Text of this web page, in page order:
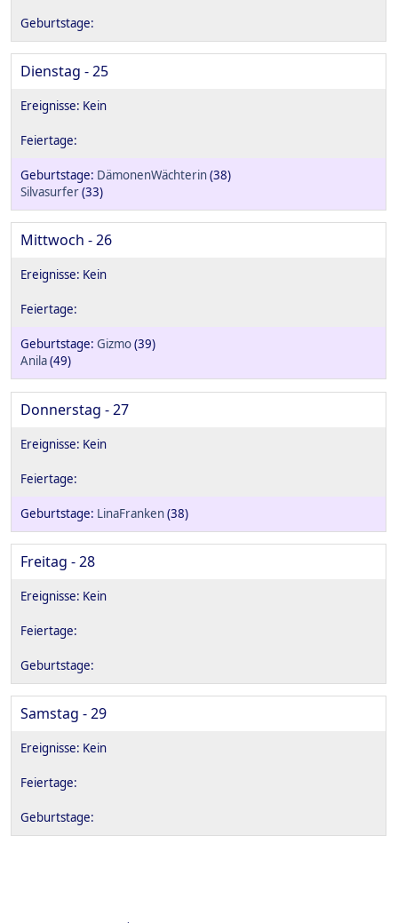
Dienstag - 25
DämonenWächterin(38)
Silvasurfer(33)
Mittwoch - 26
Gizmo(39)
Anila(49)
Donnerstag - 27
LinaFranken(38)
Freitag - 28
Samstag - 29